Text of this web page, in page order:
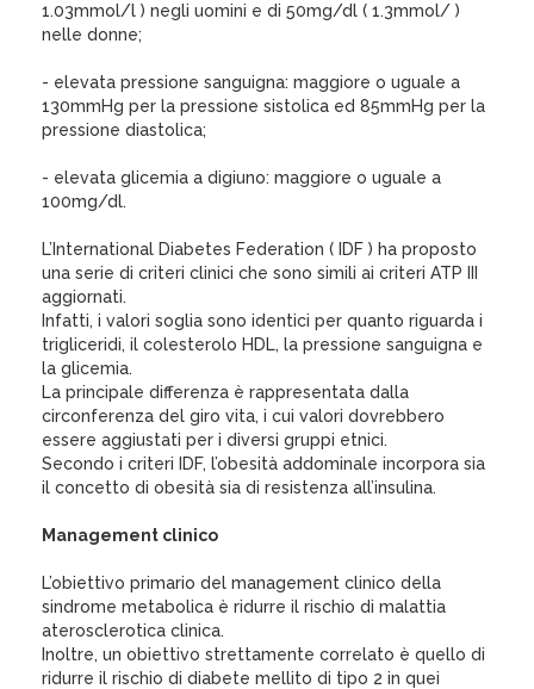
1.03mmol/l ) negli uomini e di 50mg/dl ( 1.3mmol/ )
nelle donne;
- elevata pressione sanguigna: maggiore o uguale a
130mmHg per la pressione sistolica ed 85mmHg per la
pressione diastolica;
- elevata glicemia a digiuno: maggiore o uguale a
100mg/dl.
L’International Diabetes Federation ( IDF ) ha proposto
una serie di criteri clinici che sono simili ai criteri ATP III
aggiornati.
Infatti, i valori soglia sono identici per quanto riguarda i
trigliceridi, il colesterolo HDL, la pressione sanguigna e
la glicemia.
La principale differenza è rappresentata dalla
circonferenza del giro vita, i cui valori dovrebbero
essere aggiustati per i diversi gruppi etnici.
Secondo i criteri IDF, l’obesità addominale incorpora sia
il concetto di obesità sia di resistenza all’insulina.
Management clinico
L’obiettivo primario del management clinico della
sindrome metabolica è ridurre il rischio di malattia
aterosclerotica clinica.
Inoltre, un obiettivo strettamente correlato è quello di
ridurre il rischio di diabete mellito di tipo 2 in quei